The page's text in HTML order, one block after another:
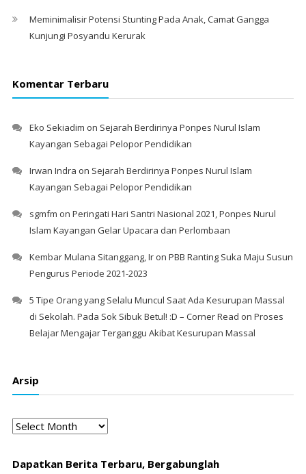
Meminimalisir Potensi Stunting Pada Anak, Camat Gangga
Kunjungi Posyandu Kerurak
Komentar Terbaru
Eko Sekiadim on Sejarah Berdirinya Ponpes Nurul Islam
Kayangan Sebagai Pelopor Pendidikan
Irwan Indra on Sejarah Berdirinya Ponpes Nurul Islam
Kayangan Sebagai Pelopor Pendidikan
sgmfm on Peringati Hari Santri Nasional 2021, Ponpes Nurul
Islam Kayangan Gelar Upacara dan Perlombaan
Kembar Mulana Sitanggang, Iron PBB Ranting Suka Maju Susun
Pengurus Periode 2021-2023
5 Tipe Orang yang Selalu Muncul Saat Ada Kesurupan Massal
di Sekolah. Pada Sok Sibuk Betul! :D – Corner Read on Proses
Belajar Mengajar Terganggu Akibat Kesurupan Massal
Arsip
Arsip
Dapatkan Berita Terbaru, Bergabunglah